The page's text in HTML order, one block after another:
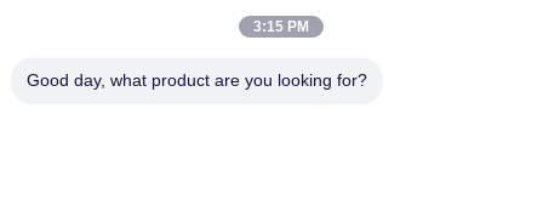
Китай Хорошее качество профиль приведенный алюминия
3:15 PM
Good day, what product are you looking for?